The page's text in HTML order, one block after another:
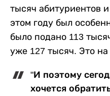
тысяч абитуриентов
этом году был
было подано 113
уже 127 тысяч. Это
"И поэтому
хочется